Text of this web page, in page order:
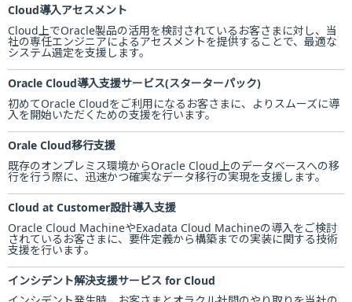
Cloud導入アセスメント
Cloud上でOracle製品の活用を検討されているお客さまに対し、当
社の専任エンジニアによるアセスメントを提供することで、最適な
システム選定を支援します。
Oracle Cloud導入支援サービス(スターターパック)
初めてOracle Cloudをご利用になるお客さまに、よりスムーズに導
入を開始いただくための支援を行います。
Orale Cloud移行支援
既存のオンプレミス環境からOracle Cloud上のデータベースへの移
行を行う際に、迅速かつ確実なデータ移行の実現を支援します。
Cloud at Customer設計導入支援
Oracle Cloud MachineやExadata Cloud Machineの導入をご検討
されているお客さまに、要件定義から構築までの実装に関する技術
支援を行います。
インシデント解決支援サービス for Cloud